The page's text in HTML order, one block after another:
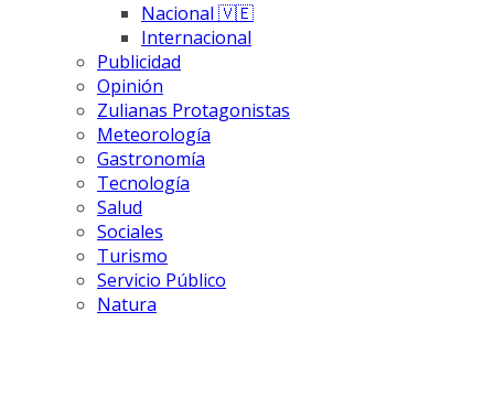
Nacional 🇻🇪
Internacional
Publicidad
Opinión
Zulianas Protagonistas
Meteorología
Gastronomía
Tecnología
Salud
Sociales
Turismo
Servicio Público
Natura